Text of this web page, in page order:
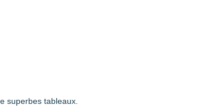
superbes tableaux.